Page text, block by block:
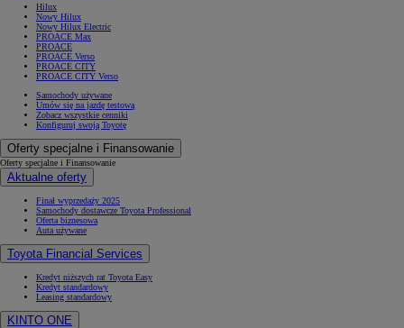
Hilux
Nowy Hilux
Nowy Hilux Electric
PROACE Max
PROACE
PROACE Verso
PROACE CITY
PROACE CITY Verso
Samochody używane
Umów się na jazdę testową
Zobacz wszystkie cenniki
Konfiguruj swoją Toyotę
Oferty specjalne i Finansowanie
Oferty specjalne i Finansowanie
Aktualne oferty
Finał wyprzedaży 2025
Samochody dostawcze Toyota Professional
Oferta biznesowa
Auta używane
Toyota Financial Services
Kredyt niższych rat Toyota Easy
Kredyt standardowy
Leasing standardowy
KINTO ONE